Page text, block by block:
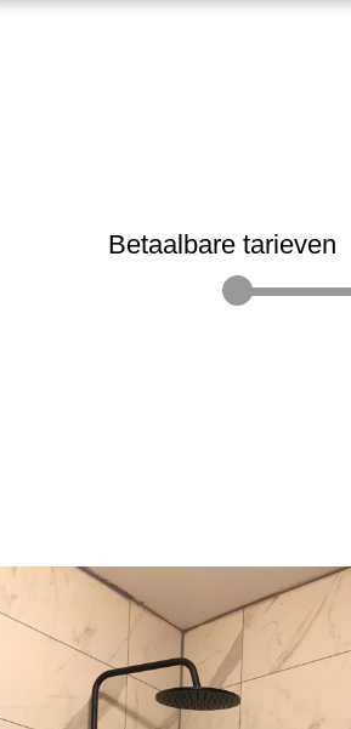
Betaalbare tarieven